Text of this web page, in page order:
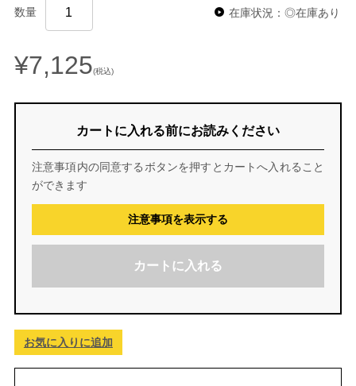
数量 在庫状況：◎在庫あり
¥7,125(税込)
カートに入れる前にお読みください
注意事項内の同意するボタンを押すとカートへ入れること
ができます
注意事項を表示する
カートに入れる
お気に入りに追加